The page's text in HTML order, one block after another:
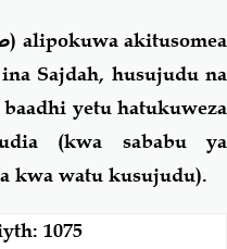
) alipokuwa akitusomea
Sajdah, husujudu na
yetu hatukuweza
(kwa sababu ya
kwa watu kusujudu).
1075